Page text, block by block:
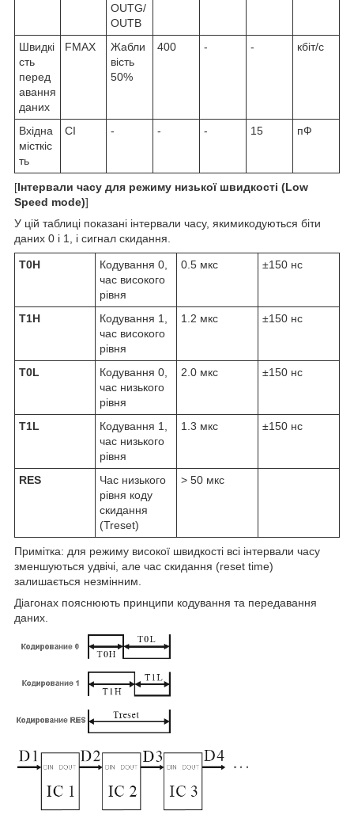
OUTG/
OUTB
Швидкі
сть
перед
авання
даних
FMAX
Жабли
вість
50%
400 - - кбіт/с
Вхідна
місткіс
ть
CI - - - 15 пФ
[Інтервали часу для режиму низької швидкості (Low
Speed mode)]
У цій таблиці показані інтервали часу, якимикодуються біти
даних 0 і 1, і сигнал скидання.
T0H
Кодування 0,
час високого
рівня
0.5 мкс ±150 нс
T1H
Кодування 1,
час високого
рівня
1.2 мкс ±150 нс
T0L
Кодування 0,
час низького
рівня
2.0 мкс ±150 нс
T1L
Кодування 1,
час низького
рівня
1.3 мкс ±150 нс
RES
Час низького
рівня коду
скидання
(Treset)
> 50 мкс
Примітка: для режиму високої швидкості всі інтервали часу
зменшуються удвічі, але час скидання (reset time)
залишається незмінним.
Діагонах пояснюють принципи кодування та передавання
даних.